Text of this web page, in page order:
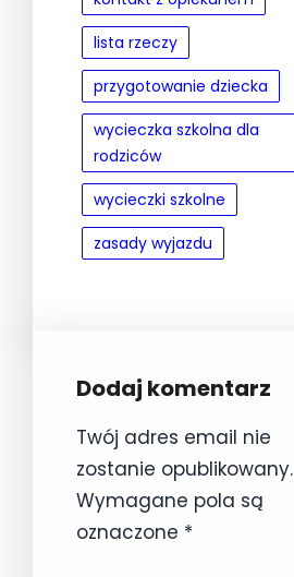
lista rzeczy
przygotowanie dziecka
wycieczka szkolna dla
rodziców
wycieczki szkolne
zasady wyjazdu
Dodaj komentarz
Twój adres email nie
zostanie opublikowany.
Wymagane pola są
oznaczone *